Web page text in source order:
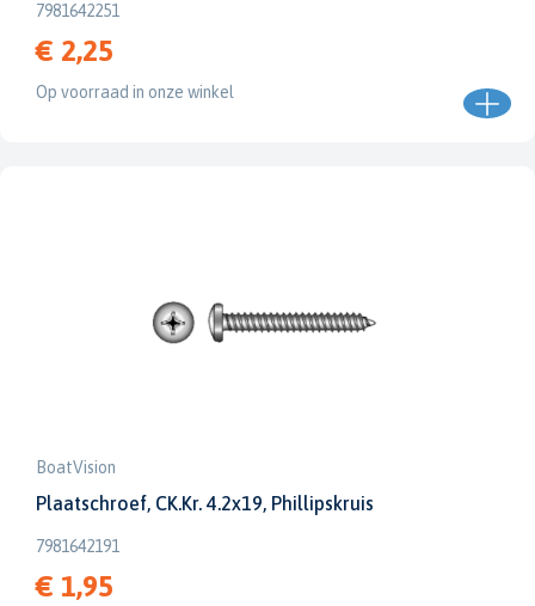
7981642251
€ 2,25
Op voorraad in onze winkel
BoatVision
Plaatschroef, CK.Kr. 4.2x19, Phillipskruis
7981642191
€ 1,95